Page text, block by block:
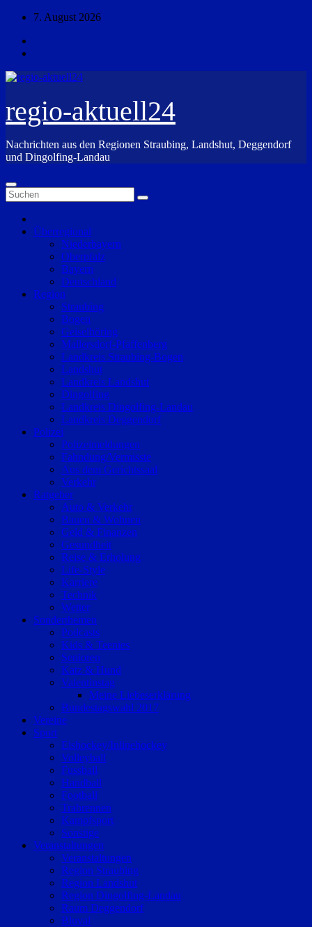
Zum
springen
7. August 2026
regio-aktuell24
Nachrichten aus den Regionen Straubing, Landshut, Deggendorf
und Dingolfing-Landau
Überregional
Niederbayern
Oberpfalz
Bayern
Deutschland
Region
Straubing
Bogen
Geiselhöring
Mallersdorf-Pfaffenberg
Landkreis Straubing-Bogen
Landshut
Landkreis Landshut
Dingolfing
Landkreis Dingolfing-Landau
Landkreis Deggendorf
Polizei
Polizeimeldungen
Fahndung/Vermisste
Aus dem Gerichtssaal
Verkehr
Ratgeber
Auto & Verkehr
Bauen & Wohnen
Geld & Finanzen
Gesundheit
Reise & Erholung
Life-Style
Karriere
Technik
Wetter
Sonderthemen
Podcasts
Kids & Teenies
Senioren
Katz & Hund
Valentinstag
Meine Liebeserklärung
Bundestagswahl 2017
Vereine
Sport
Eishockey/Inlinehockey
Volleyball
Fussball
Handball
Football
Trabrennen
Kampfsport
Sonstige
Veranstaltungen
Veranstaltungen
Region Straubing
Region Landshut
Region Dingolfing-Landau
Raum Deggendorf
Bluval